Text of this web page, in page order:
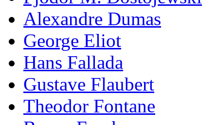
Alexandre Dumas
George Eliot
Hans Fallada
Gustave Flaubert
Theodor Fontane